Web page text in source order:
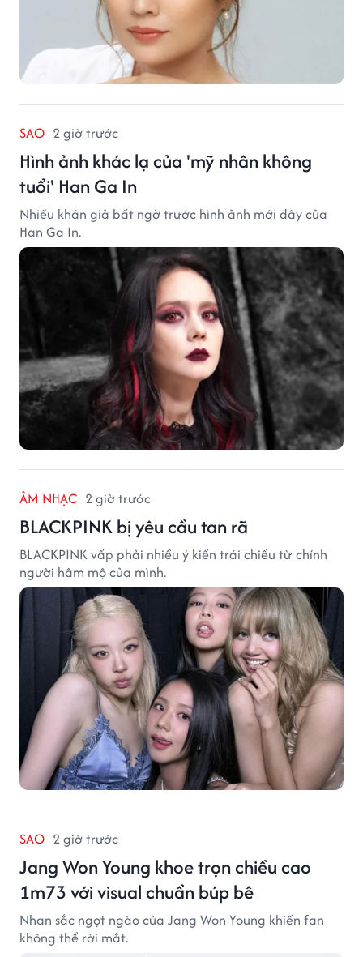
SAO 2 giờ trước
Hình ảnh khác lạ của 'mỹ nhân không
tuổi' Han Ga In
Nhiều khán giả bất ngờ trước hình ảnh mới đây của
Han Ga In.
ÂM NHẠC 2 giờ trước
BLACKPINK bị yêu cầu tan rã
BLACKPINK vấp phải nhiều ý kiến trái chiều từ chính
người hâm mộ của mình.
SAO 2 giờ trước
Jang Won Young khoe trọn chiều cao
1m73 với visual chuẩn búp bê
Nhan sắc ngọt ngào của Jang Won Young khiến fan
không thể rời mắt.